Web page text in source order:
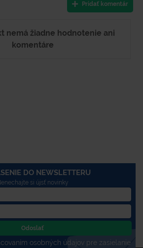
Pridať komentár
nemá žiadne hodnotenie ani
komentáre
DO NEWSLETTERU
si újsť novinky
Odoslať
osobných údajov pre zasielanie